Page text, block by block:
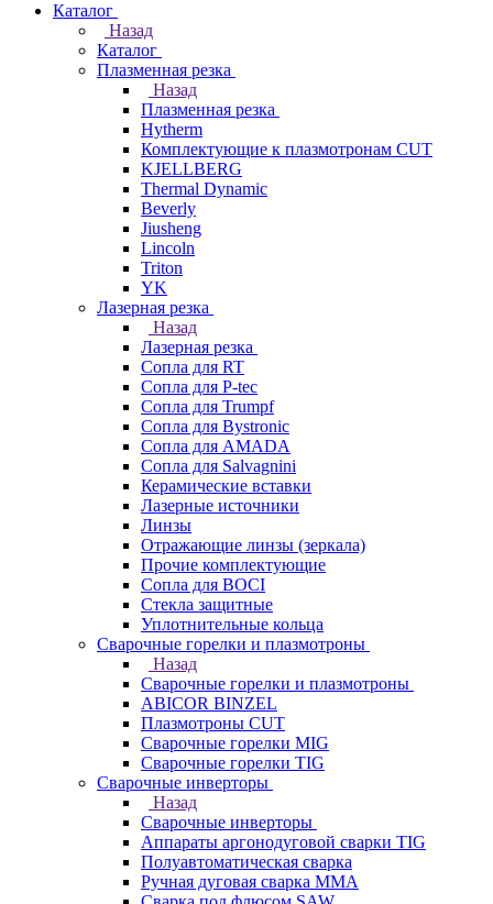
Каталог
Назад
Каталог
Плазменная резка
Назад
Плазменная резка
Hytherm
Комплектующие к плазмотронам CUT
KJELLBERG
Thermal Dynamic
Beverly
Jiusheng
Lincoln
Triton
YK
Лазерная резка
Назад
Лазерная резка
Сопла для RT
Сопла для P-tec
Сопла для Trumpf
Сопла для Bystronic
Сопла для AMADA
Сопла для Salvagnini
Керамические вставки
Лазерные источники
Линзы
Отражающие линзы (зеркала)
Прочие комплектующие
Сопла для BOCI
Стекла защитные
Уплотнительные кольца
Сварочные горелки и плазмотроны
Назад
Сварочные горелки и плазмотроны
ABICOR BINZEL
Плазмотроны CUT
Сварочные горелки MIG
Сварочные горелки TIG
Сварочные инверторы
Назад
Сварочные инверторы
Аппараты аргонодуговой сварки TIG
Полуавтоматическая сварка
Ручная дуговая сварка MMA